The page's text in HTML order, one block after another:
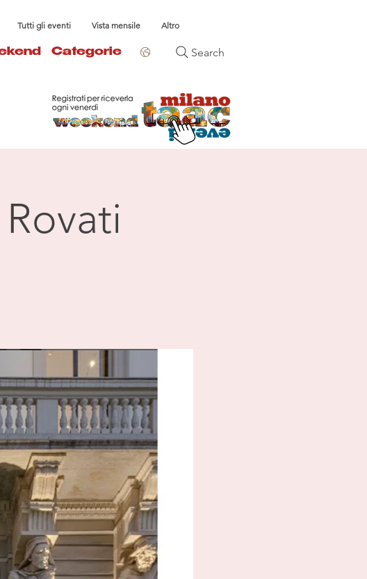
Tutti gli eventi Vista mensile Altro
Categorie Search